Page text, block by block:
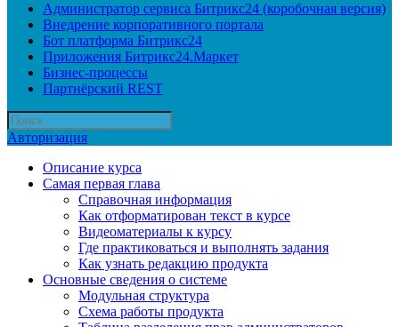
Администратор сервиса Битрикс24 (коробочная версия)
Внедрение корпоративного портала
Бот платформа Битрикс24
Приложения Битрикс24.Маркет
Бизнес-процессы
Партнёрский REST
Авторизация
Описание курса
Самая первая глава
Справочная информация
Как отформатирован текст в курсе
Видеоматериалы к курсу
Где практиковаться и выполнять задания
Как узнать редакцию продукта
Основные сведения о системе
Модульная структура
Схема работы продукта